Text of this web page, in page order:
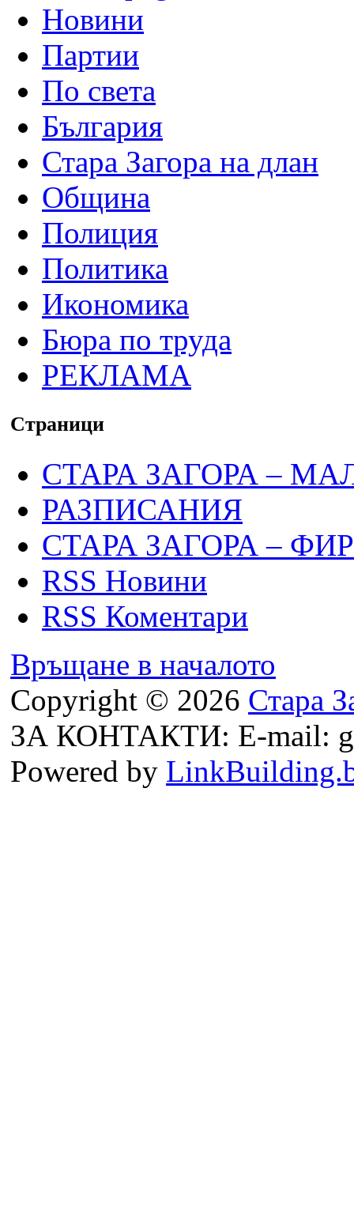
Новини
Партии
По света
България
Стара Загора на длан
Община
Полиция
Политика
Икономика
Бюра по труда
РЕКЛАМА
Страници
СТАРА ЗАГОРА –
РАЗПИСАНИЯ
СТАРА ЗАГОРА –
RSS Новини
RSS Коментари
Връщане в началото
Copyright © 2026 Стара
ЗА КОНТАКТИ: E-mail:
Powered by